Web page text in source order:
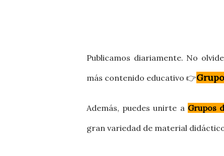
Publicamos diariamente. No
más contenido educativo 👉
Además, puedesunirte a Grupos
gran variedad de material